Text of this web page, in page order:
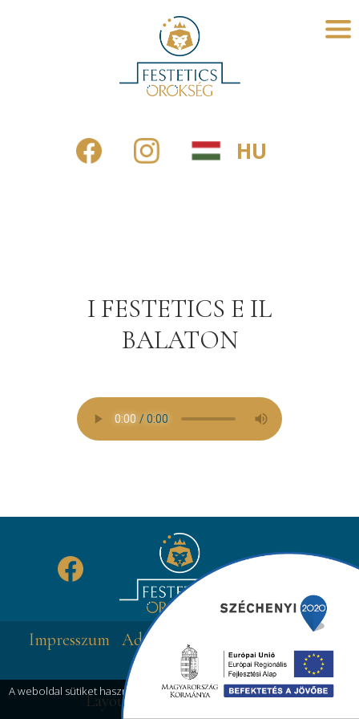
HU
I FESTETICS E IL
BALATON
Impresszum Adatkezelési Tájékoztató
kezelése
Layout & Coding: Dexef Kft.
A weboldal sütiket használ a teljes funkcionalitás érdekében.Részletek